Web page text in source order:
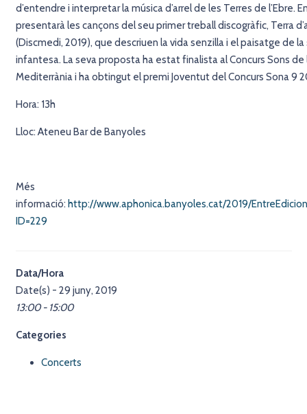
d’entendre i interpretar la música d’arrel de les Terres de l’Ebre.
presentarà les cançons del seu primer treball discogràfic, Terra
(Discmedi, 2019), que descriuen la vida senzilla i el paisatge de la
infantesa. La seva proposta ha estat finalista al Concurs Sons de
Mediterrània i ha obtingut el premi Joventut del Concurs Sona 9
Hora: 13h
Lloc: Ateneu Bar de Banyoles
Més
informació: http://www.aphonica.banyoles.cat/2019/
ID=229
Data/Hora
Date(s) - 29 juny, 2019
13:00 - 15:00
Categories
Concerts